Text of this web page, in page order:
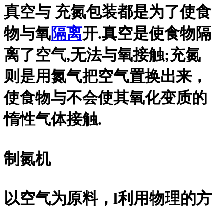
真空与 充氮包装都是为了使食
物与氧隔离开.真空是使食物隔
离了空气,无法与氧接触;充氮
则是用氮气把空气置换出来，
使食物与不会使其氧化变质的
惰性气体接触.
制氮机
以空气为原料，l利用物理的方